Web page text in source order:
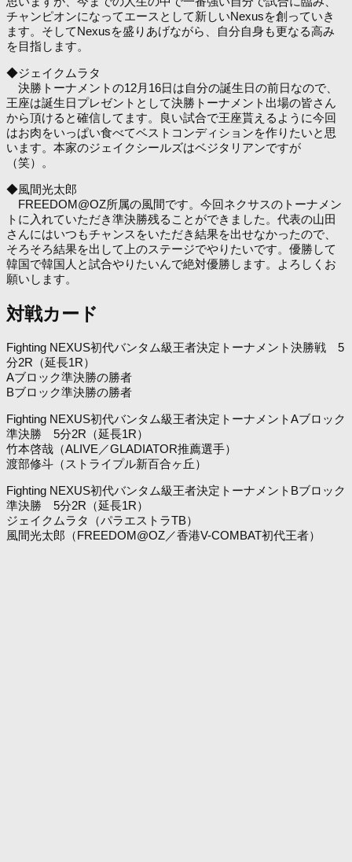
チャンピオンになってエースとして新しいNexusを創っていき
ます。そしてNexusを盛りあげながら、自分自身も更なる高み
を目指します。
◆ジェイクムラタ
決勝トーナメントの12月16日は自分の誕生日の前日なので、
王座は誕生日プレゼントとして決勝トーナメント出場の皆さん
から頂けると確信してます。良い試合で王座貰えるように今回
はお肉をいっぱい食べてベストコンディションを作りたいと思
います。本家のジェイクシールズはベジタリアンですが
（笑）。
◆風間光太郎
FREEDOM@OZ所属の風間です。今回ネクサスのトーナメン
トに入れていただき準決勝残ることができました。代表の山田
さんにはいつもチャンスをいただき結果を出せなかったので、
そろそろ結果を出して上のステージでやりたいです。優勝して
韓国で韓国人と試合やりたいんで絶対優勝します。よろしくお
願いします。
対戦カード
Fighting NEXUS初代バンタム級王者決定トーナメント決勝戦 5
分2R（延長1R）
Aブロック準決勝の勝者
Bブロック準決勝の勝者
Fighting NEXUS初代バンタム級王者決定トーナメントAブロック
準決勝 5分2R（延長1R）
竹本啓哉（ALIVE／GLADIATOR推薦選手）
渡部修斗（ストライプル新百合ヶ丘）
Fighting NEXUS初代バンタム級王者決定トーナメントBブロック
準決勝 5分2R（延長1R）
ジェイクムラタ（パラエストラTB）
風間光太郎（FREEDOM@OZ／香港V-COMBAT初代王者）